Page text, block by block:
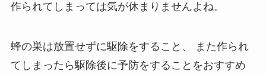
作られてしまっては気が休まりませんよね。
蜂の巣は放置せずに駆除をすること、
また作られ
てしまったら駆除後に予防をすることをおすすめ